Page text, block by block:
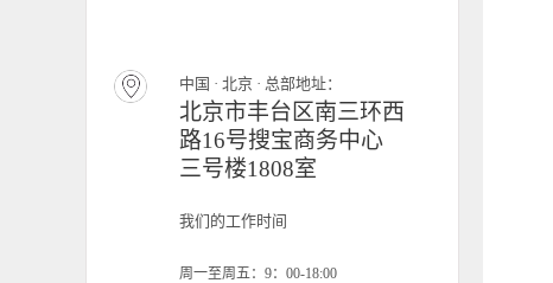
中国 · 北京 · 总部地址：
北京市丰台区南三环西
路16号搜宝商务中心
三号楼1808室
我们的工作时间
周一至周五：9：00-18:00